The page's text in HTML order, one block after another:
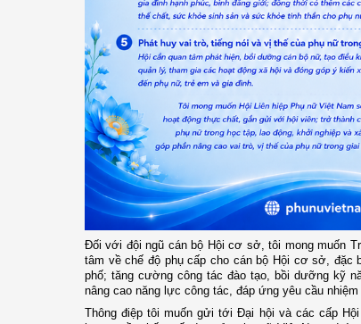
Đối với đội ngũ cán bộ Hội cơ sở, tôi mong muốn
tâm về chế độ phụ cấp cho cán bộ Hội cơ sở, đặc
phố; tăng cường công tác đào tạo, bồi dưỡng kỹ
nâng cao năng lực công tác, đáp ứng yêu cầu
Thông điệp tôi muốn gửi tới Đại hội và các cấp